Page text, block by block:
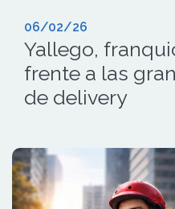
06/02/26
Yallego,
frente a las
de delivery